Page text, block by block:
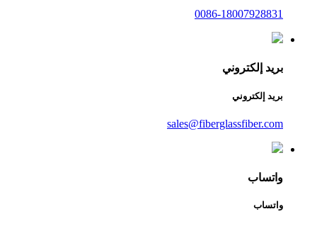
0086-18007928831
بريد إلكتروني
بريد إلكتروني
sales@fiberglassfiber.com
واتساب
واتساب